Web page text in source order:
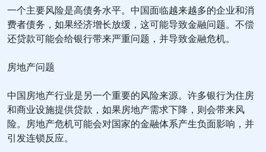
一个主要风险是高债务水平。中国面临越来越多的企业和消
费者债务，如果经济增长放缓，这可能导致金融问题。不偿
还贷款可能会给银行带来严重问题，并导致金融危机。
房地产问题
中国房地产行业是另一个重要的风险来源。许多银行为住房
和商业设施提供贷款，如果房地产需求下降，则会带来风
险。房地产危机可能会对国家的金融体系产生负面影响，并
引发连锁反应。